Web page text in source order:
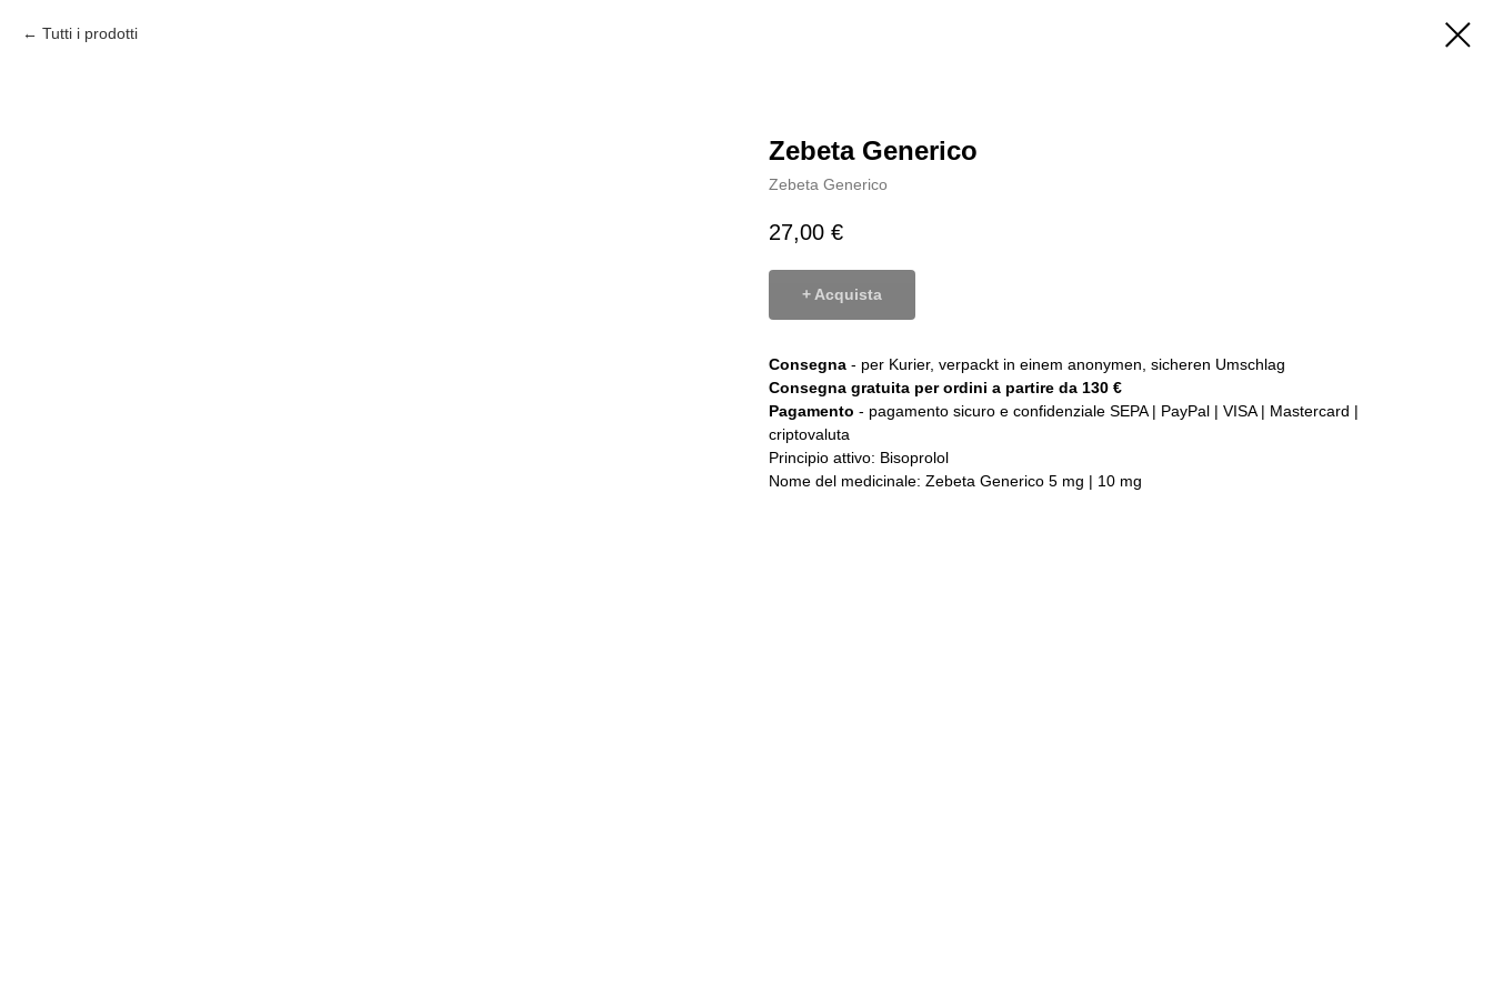
Tutti i prodotti
Zebeta Generico
Zebeta Generico
27,00 €
+ Acquista
Consegna - per Kurier, verpackt in einem anonymen, sicheren Umschlag
Consegna gratuita per ordini a partire da 130 €
Pagamento - pagamento sicuro e confidenziale SEPA | PayPal | VISA | Mastercard |
criptovaluta
Principio attivo: Bisoprolol
Nome del medicinale: Zebeta Generico 5 mg | 10 mg